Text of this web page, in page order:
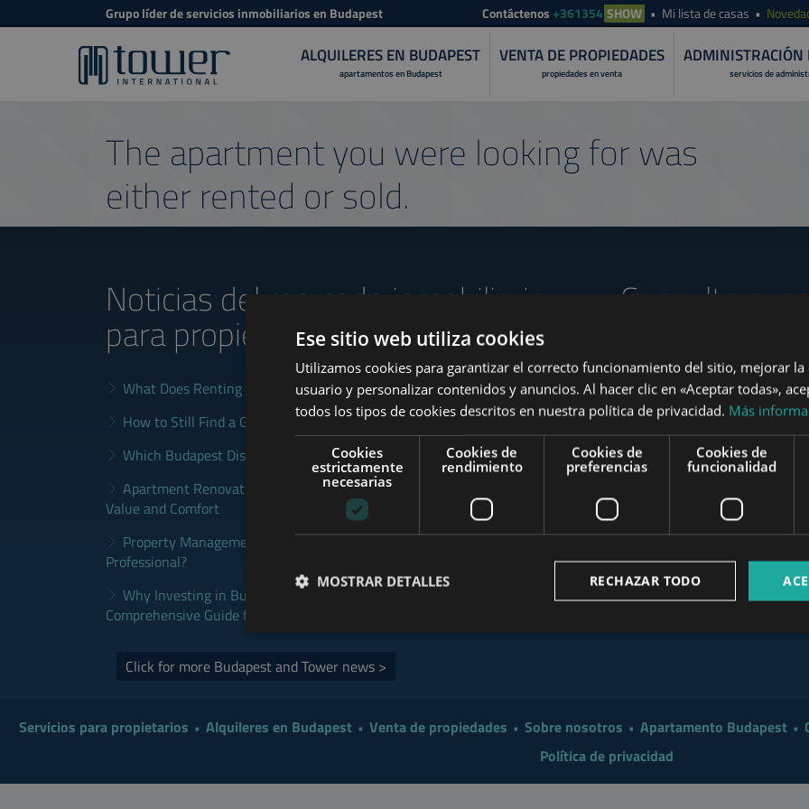
Grupo líder de servicios inmobiliarios en Budapest Contáctenos +361354 SHOW Mi lista de casas
ALQUILERES EN BUDAPEST
apartamentos en Budapest
VENTA DE PROPIEDADES
propiedades en venta
ADMINISTRACIÓN
servicios de
The apartment you were looking for was
either rented or sold.
Noticias del mercado inmobiliario
para propietarios
What Does Renting in Budapest Really Cost?
How to Still Find a Good Rental in Budapest at the End of August
Which Budapest District Fits Which Property Investor in 2026?
Apartment Renovation Budapest: How to Plan a Smarter Renovation for
Value and Comfort
Property Management Budapest: When Does It Make Sense to Hire a
Professional?
Why Investing in Budapest Real Estate is a Smart Move in 2026: A
Comprehensive Guide for Investors
Click for more Budapest and Tower news >
Consulte
www.tower-investments.com
www.mybudapesthome.com
Servicios para propietarios Alquileres en Budapest Venta de propiedades Sobre nosotros Apartamento Budapest
Política de privacidad
Ese sitio web utiliza cookies
Utilizamos cookies para garantizar el correcto funcionamiento del sitio, mejorar la
usuario y personalizar contenidos y anuncios. Al hacer clic en «Aceptar todas»,
todos los tipos de cookies descritos en nuestra política de privacidad. Más
Cookies
estrictamente
necesarias
Cookies de
rendimiento
Cookies de
preferencias
Cookies de
funcionalidad
RECHAZAR TODO
MOSTRAR DETALLES